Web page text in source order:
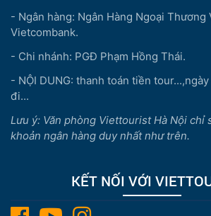
- Ngân hàng: Ngân Hàng Ngoại Thương
Vietcombank.
- Chi nhánh: PGĐ Phạm Hồng Thái.
- NỘI DUNG: thanh toán tiền
đi...
Lưu ý: Văn phòng Viettourist Hà Nội chỉ
khoản ngân hàng duy nhất như trên.
KẾT NỐI VỚI